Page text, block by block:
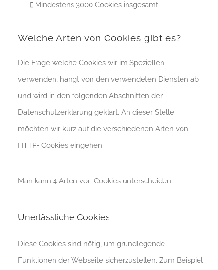
Mindestens 3000 Cookies insgesamt
Welche Arten von Cookies gibt es?
Die Frage welche Cookies wir im Speziellen
verwenden, hängt von den verwendeten Diensten ab
und wird in den folgenden Abschnitten der
Datenschutzerklärung geklärt. An dieser Stelle
möchten wir kurz auf die verschiedenen Arten von
HTTP- Cookies eingehen.
Man kann 4 Arten von Cookies unterscheiden:
Unerlässliche Cookies
Diese Cookies sind nötig, um grundlegende
Funktionen der Webseite sicherzustellen. Zum Beispiel